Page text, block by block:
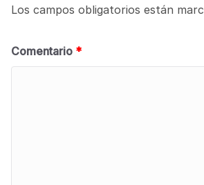
Los campos obligatorios están
Comentario *